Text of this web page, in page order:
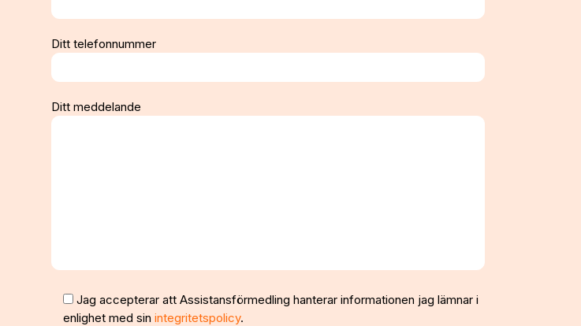
Ditt telefonnummer
Ditt meddelande
Jag accepterar att Assistansförmedling hanterar informationen jag lämnar i
enlighet med sin integritetspolicy.